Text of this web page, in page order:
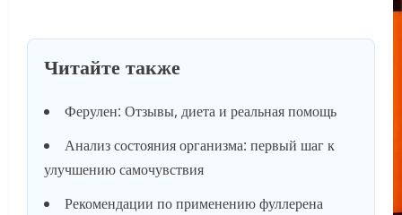
Читайте также
Ферулен: Отзывы, диета и реальная помощь
Анализ состояния организма: первый шаг к
улучшению самочувствия
Рекомендации по применению фуллерена